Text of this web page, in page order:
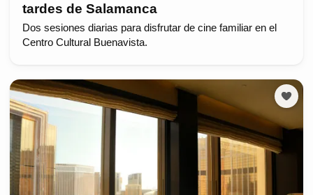
tardes de Salamanca
Dos sesiones diarias para disfrutar de cine familiar en el
Centro Cultural Buenavista.